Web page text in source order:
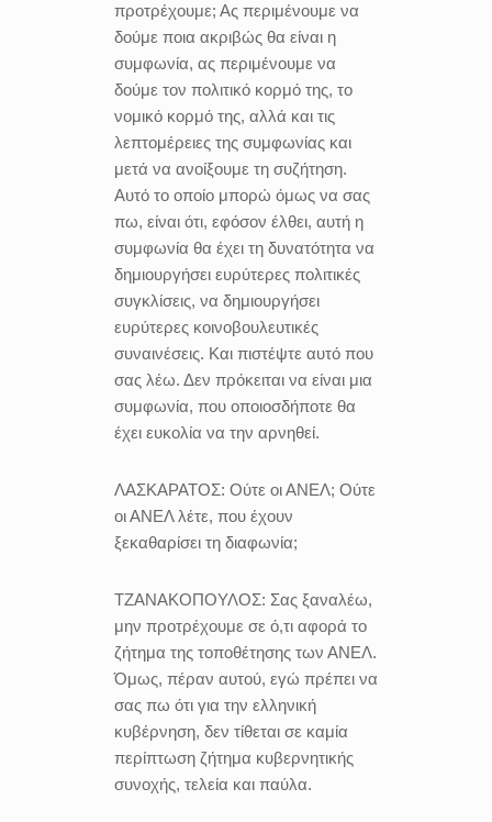
προτρέχουμε; Ας περιμένουμε να
δούμε ποια ακριβώς θα είναι η
συμφωνία, ας περιμένουμε να
δούμε τον πολιτικό κορμό της, το
νομικό κορμό της, αλλά και τις
λεπτομέρειες της συμφωνίας και
μετά να ανοίξουμε τη συζήτηση.
Αυτό το οποίο μπορώ όμως να σας
πω, είναι ότι, εφόσον έλθει, αυτή η
συμφωνία θα έχει τη δυνατότητα να
δημιουργήσει ευρύτερες πολιτικές
συγκλίσεις, να δημιουργήσει
ευρύτερες κοινοβουλευτικές
συναινέσεις. Και πιστέψτε αυτό που
σας λέω. Δεν πρόκειται να είναι μια
συμφωνία, που οποιοσδήποτε θα
έχει ευκολία να την αρνηθεί.
ΛΑΣΚΑΡΑΤΟΣ: Ούτε οι ΑΝΕΛ; Ούτε
οι ΑΝΕΛ λέτε, που έχουν
ξεκαθαρίσει τη διαφωνία;
ΤΖΑΝΑΚΟΠΟΥΛΟΣ: Σας ξαναλέω,
μην προτρέχουμε σε ό,τι αφορά το
ζήτημα της τοποθέτησης των ΑΝΕΛ.
Όμως, πέραν αυτού, εγώ πρέπει να
σας πω ότι για την ελληνική
κυβέρνηση, δεν τίθεται σε καμία
περίπτωση ζήτημα κυβερνητικής
συνοχής, τελεία και παύλα.